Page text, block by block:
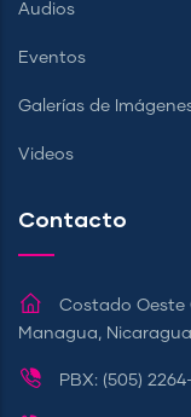
Audios
Eventos
Galerías de
Videos
Contacto
Costado Oeste
Managua, Nicaragua
PBX: (505)